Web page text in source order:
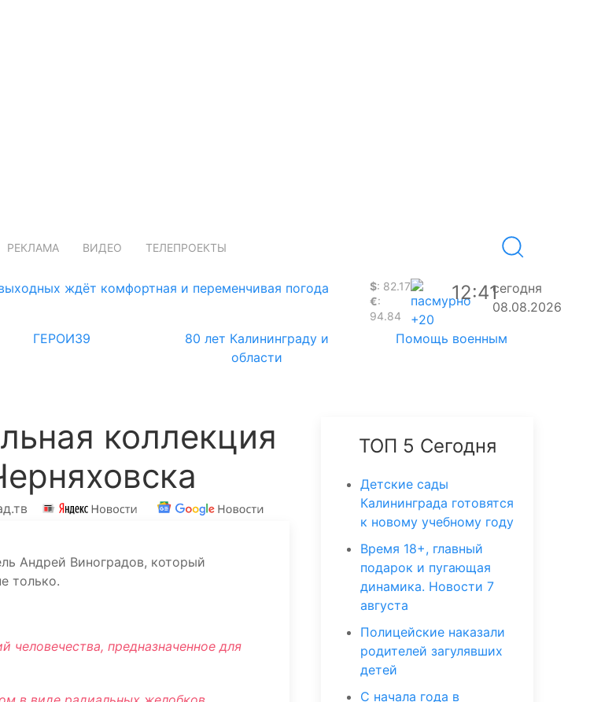
РЕКЛАМА ВИДЕО ТЕЛЕПРОЕКТЫ
ждёт комфортная и переменчивая погода $: 82.17
€:
94.84
+20
12:41сегодня
08.08.2026
ГЕРОИ39
80 лет Калининграду и
области
Помощь военным
коллекция
Андрей Виноградов, который
только.
предназначенное для
ТОП 5 Сегодня
Детские сады
Калининграда готовятся
к новому учебному году
Время 18+, главный
подарок и пугающая
динамика. Новости 7
августа
Полицейские наказали
родителей загулявших
детей
С начала года в